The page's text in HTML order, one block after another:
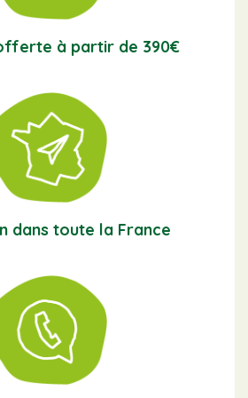
à partir de 390€
dans toute la France